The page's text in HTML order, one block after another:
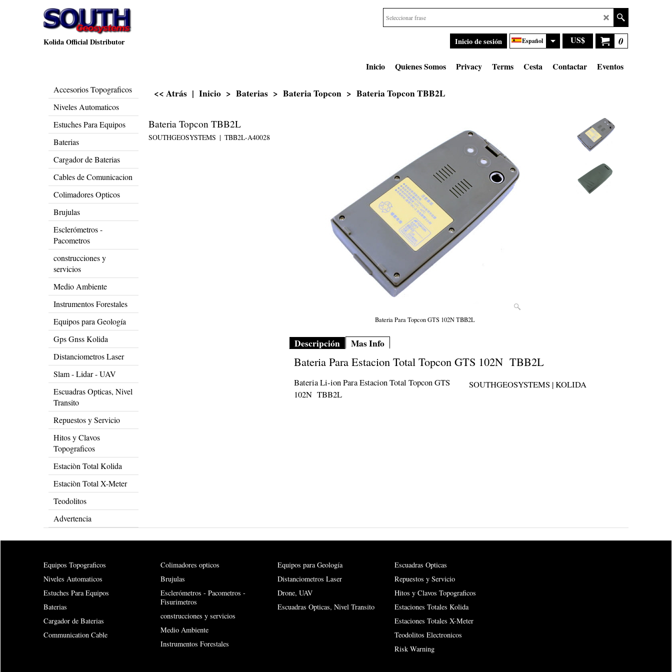
Kolida Official Distributor 0
US$
Español
Inicio de sesión
Inicio Quienes Somos Privacy Terms Cesta Contactar Eventos
Accesorios Topograficos
Niveles Automaticos
Estuches Para Equipos
Baterias
Cargador de Baterias
Cables de Comunicacion
Colimadores Opticos
Brujulas
Esclerómetros -
Pacometros
construcciones y
servicios
Medio Ambiente
Instrumentos Forestales
Equipos para Geología
Gps Gnss Kolida
Distanciometros Laser
Slam - Lidar - UAV
Escuadras Opticas, Nivel
Transito
Repuestos y Servicio
Hitos y Clavos
Topograficos
Estaciòn Total Kolida
Estaciòn Total X-Meter
Teodolitos
Advertencia
<< Atrás | Inicio > Baterias > Bateria Topcon > Bateria Topcon TBB2L
Bateria Para Topcon GTS 102N TBB2L
Bateria Topcon TBB2L
SOUTHGEOSYSTEMS TBB2L-A40028
Descripción Mas Info
Bateria Para Estacion Total Topcon GTS 102N TBB2L
SOUTHGEOSYSTEMS | KOLIDA
Bateria Li-ion Para Estacion Total Topcon GTS
102N TBB2L
Equipos Topograficos
Niveles Automaticos
Estuches Para Equipos
Baterias
Cargador de Baterias
Communication Cable
Colimadores opticos
Brujulas
Esclerómetros - Pacometros -
Fisurimetros
construcciones y servicios
Medio Ambiente
Instrumentos Forestales
Equipos para Geología
Distanciometros Laser
Drone, UAV
Escuadras Opticas, Nivel Transito
Escuadras Opticas
Repuestos y Servicio
Hitos y Clavos Topograficos
Estaciones Totales Kolida
Estaciones Totales X-Meter
Teodolitos Electronicos
Risk Warning